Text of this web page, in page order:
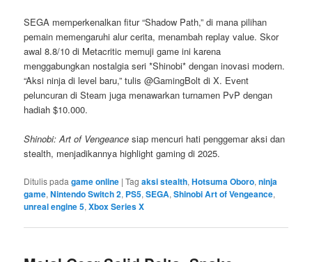
SEGA memperkenalkan fitur “Shadow Path,” di mana pilihan
pemain memengaruhi alur cerita, menambah replay value. Skor
awal 8.8/10 di Metacritic memuji game ini karena
menggabungkan nostalgia seri *Shinobi* dengan inovasi modern.
“Aksi ninja di level baru,” tulis @GamingBolt di X. Event
peluncuran di Steam juga menawarkan turnamen PvP dengan
hadiah $10.000.
Shinobi: Art of Vengeance siap mencuri hati penggemar aksi dan
stealth, menjadikannya highlight gaming di 2025.
Ditulis pada game online |Tag aksi stealth,Hotsuma Oboro,ninja
game,Nintendo Switch 2, PS5,SEGA,Shinobi Art of Vengeance,
unreal engine 5,Xbox Series X